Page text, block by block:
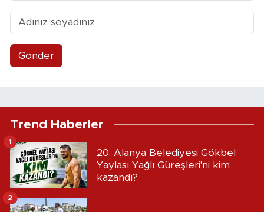
Gönder
Trend Haberler
20. Alanya Belediyesi Gökbel
Yaylası Yağlı Güreşleri'ni kim
kazandı?
1
2